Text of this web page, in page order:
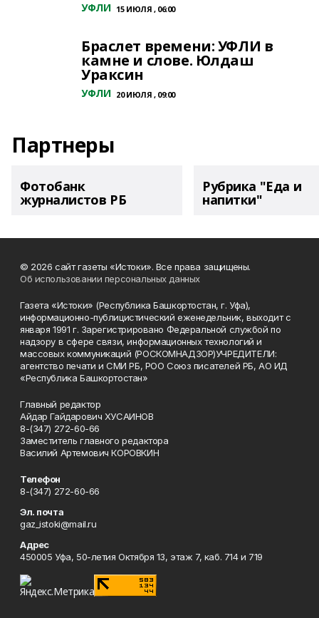
УФЛИ 15 ИЮЛЯ , 06:00
Браслет времени: УФЛИ в
камне и слове. Юлдаш
Ураксин
УФЛИ 20 ИЮЛЯ , 09:00
Партнеры
Фотобанк
журналистов РБ
Рубрика "Еда и
напитки"
© 2026 сайт газеты «Истоки». Все права защищены.
Об использовании персональных данных
Газета «Истоки» (Республика Башкортостан, г. Уфа),
информационно-публицистический еженедельник, выходит с
января 1991 г. Зарегистрировано Федеральной службой по
надзору в сфере связи, информационных технологий и
массовых коммуникаций (РОСКОМНАДЗОР)УЧРЕДИТЕЛИ:
агентство печати и СМИ РБ, РОО Союз писателей РБ, АО ИД
«Республика Башкортостан»
Главный редактор
Айдар Гайдарович ХУСАИНОВ
8-(347) 272-60-66
Заместитель главного редактора
Василий Артемович КОРОВКИН
Телефон
8-(347) 272-60-66
Эл. почта
gaz_istoki@mail.ru
Адрес
450005 Уфа, 50-летия Октября 13, этаж 7, каб. 714 и 719